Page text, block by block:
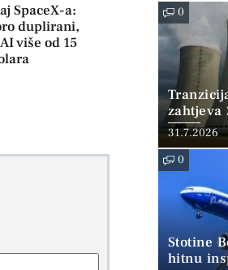
SpaceX-a:
duplirani,
više od 15
0
WNA
31.7.2026
0
Stotine
hitnu